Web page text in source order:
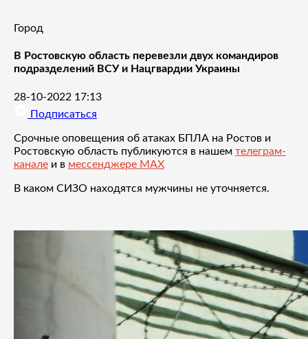
Город
В Ростовскую область перевезли двух командиров
подразделений ВСУ и Нацгвардии Украины
28-10-2022 17:13
Подписаться
Срочные оповещения об атаках БПЛА на Ростов и
Ростовскую область публикуются в нашем телеграм-
канале и в мессенджере MAX
В каком СИЗО находятся мужчины не уточняется.